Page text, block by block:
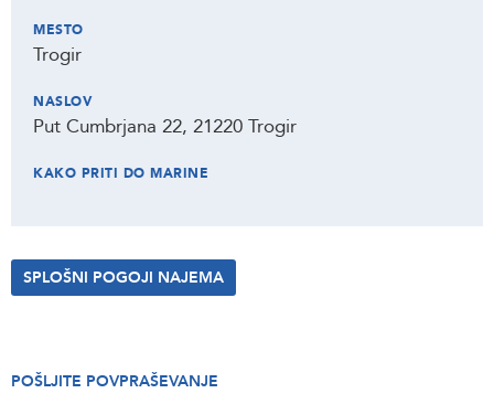
MESTO
Trogir
NASLOV
Put Cumbrjana 22, 21220 Trogir
KAKO PRITI DO MARINE
SPLOŠNI POGOJI NAJEMA
POŠLJITE POVPRAŠEVANJE